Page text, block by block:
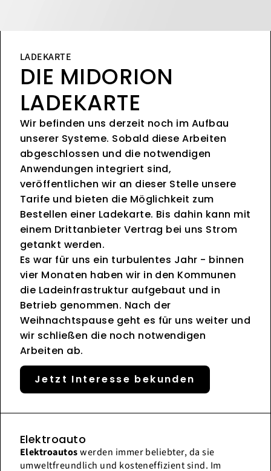
LADEKARTE
DIE MIDORION
LADEKARTE
Wir befinden uns derzeit noch im Aufbau
unserer Systeme. Sobald diese Arbeiten
abgeschlossen und die notwendigen
Anwendungen integriert sind,
veröffentlichen wir an dieser Stelle unsere
Tarife und bieten die Möglichkeit zum
Bestellen einer Ladekarte. Bis dahin kann mit
einem Drittanbieter Vertrag bei uns Strom
getankt werden.
Es war für uns ein turbulentes Jahr - binnen
vier Monaten haben wir in den Kommunen
die Ladeinfrastruktur aufgebaut und in
Betrieb genommen. Nach der
Weihnachtspause geht es für uns weiter und
wir schließen die noch notwendigen
Arbeiten ab.
Jetzt Interesse bekunden
Elektroauto
Elektroautoswerden immer beliebter, da sie
umweltfreundlich und kosteneffizient sind. Im